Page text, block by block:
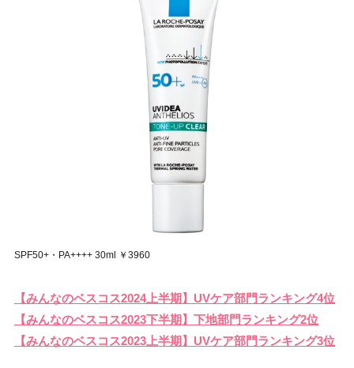
SPF50+・PA++++ 30ml ￥3960
【みんなのベスコス2024上半期】UVケア部門ランキング4位
【みんなのベスコス2023下半期】下地部門ランキング2位
【みんなのベスコス2023上半期】UVケア部門ランキング3位